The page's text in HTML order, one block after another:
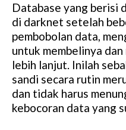
Database yang berisi
di darknet setelah
pembobolan data,
untuk membelinya
lebih lanjut. Inilah
sandi secara rutin
dan tidak harus
kebocoran data yang